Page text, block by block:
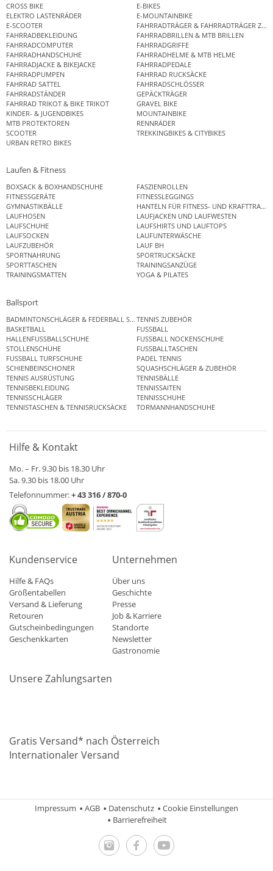
CROSS BIKE
E-BIKES
ELEKTRO LASTENRÄDER
E-MOUNTAINBIKE
E-SCOOTER
FAHRRADTRÄGER & FAHRRADTRÄGER
FAHRRADBEKLEIDUNG
FAHRRADBRILLEN & MTB BRILLEN
FAHRRADCOMPUTER
FAHRRADGRIFFE
FAHRRADHANDSCHUHE
FAHRRADHELME & MTB HELME
FAHRRADJACKE & BIKEJACKE
FAHRRADPEDALE
FAHRRADPUMPEN
FAHRRAD RUCKSÄCKE
FAHRRAD SATTEL
FAHRRADSCHLÖSSER
FAHRRADSTÄNDER
GEPÄCKTRÄGER
FAHRRAD TRIKOT & BIKE TRIKOT
GRAVEL BIKE
KINDER- & JUGENDBIKES
MOUNTAINBIKE
MTB PROTEKTOREN
RENNRÄDER
SCOOTER
TREKKINGBIKES & CITYBIKES
URBAN RETRO BIKES
Laufen & Fitness
BOXSACK & BOXHANDSCHUHE
FASZIENROLLEN
FITNESSGERÄTE
FITNESSLEGGINGS
GYMNASTIKBÄLLE
HANTELN FÜR FITNESS- UND
LAUFHOSEN
LAUFJACKEN UND LAUFWESTEN
LAUFSCHUHE
LAUFSHIRTS UND LAUFTOPS
LAUFSOCKEN
LAUFUNTERWÄSCHE
LAUFZUBEHÖR
LAUF BH
SPORTNAHRUNG
SPORTRUCKSÄCKE
SPORTTASCHEN
TRAININGSANZÜGE
TRAININGSMATTEN
YOGA & PILATES
Ballsport
BADMINTONSCHLÄGER & FEDERBALL SETSTENNIS ZUBEHÖR
BASKETBALL
FUSSBALL
HALLENFUSSBALLSCHUHE
FUSSBALL NOCKENSCHUHE
STOLLENSCHUHE
FUSSBALLTASCHEN
FUSSBALL TURFSCHUHE
PADEL TENNIS
SCHIENBEINSCHONER
SQUASHSCHLÄGER & ZUBEHÖR
TENNIS AUSRÜSTUNG
TENNISBÄLLE
TENNISBEKLEIDUNG
TENNISSAITEN
TENNISSCHLÄGER
TENNISSCHUHE
TENNISTASCHEN & TENNISRUCKSÄCKE
TORMANNHANDSCHUHE
Hilfe & Kontakt
Mo. – Fr. 9.30 bis 18.30 Uhr
Sa. 9.30 bis 18.00 Uhr
Telefonnummer:+ 43 316 / 870-0
Kundenservice
Hilfe & FAQs
Größentabellen
Versand & Lieferung
Retouren
Gutscheinbedingungen
Geschenkkarten
Unternehmen
Über uns
Geschichte
Presse
Job & Karriere
Standorte
Newsletter
Gastronomie
Unsere Zahlungsarten
Gratis Versand* nach Österreich
Internationaler Versand
Impressum AGB Datenschutz
Cookie Einstellungen
Barrierefreiheit